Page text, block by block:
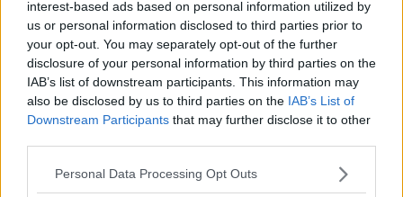
interest-based ads based on personal information utilized by
us or personal information disclosed to third parties prior to
your opt-out. You may separately opt-out of the further
disclosure of your personal information by third parties on the
IAB’s list of downstream participants. This information may
also be disclosed by us to third parties on the IAB’s List of
Downstream Participants that may further disclose it to other
Personal Data Processing Opt Outs
Cache: on | Queries: 1 | Generation time:1ms